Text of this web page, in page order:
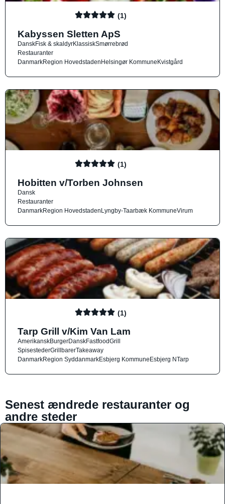
(1)
Kabyssen Sletten ApS
DanskFisk & skaldyrKlassiskSmørrebrød
Restauranter
DanmarkRegion HovedstadenHelsingør KommuneKvistgård
(1)
Hobitten v/Torben Johnsen
Dansk
Restauranter
DanmarkRegion HovedstadenLyngby-Taarbæk KommuneVirum
(1)
Tarp Grill v/Kim Van Lam
AmerikanskBurgerDanskFastfoodGrill
SpisestederGrillbarerTakeaway
DanmarkRegion SyddanmarkEsbjerg KommuneEsbjerg NTarp
Senest ændrede restauranter og
andre steder